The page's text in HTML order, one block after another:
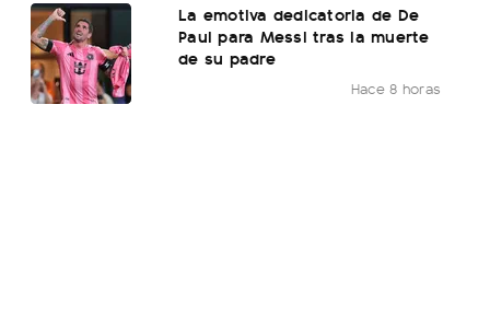
La emotiva dedicatoria de De
Paul para Messi tras la muerte
de su padre
Hace 8 horas